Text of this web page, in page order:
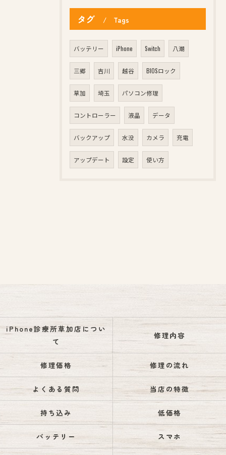
タグ Tags
バッテリー iPhone Switch 八潮
三郷 吉川 越谷 BIOSロック
草加 埼玉 パソコン修理
コントローラー 液晶 データ
バックアップ 水没 カメラ 充電
アップデート 設定 使い方
iPhone診療所草加店につい
て
修理内容
修理価格 修理の流れ
よくある質問 当店の特徴
持ち込み 低価格
バッテリー スマホ